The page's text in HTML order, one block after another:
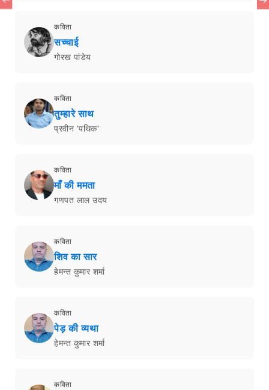
कविता
सच्चाई
गोरख पांडेय
कविता
तुम्हारे साथ
प्रवीन 'पथिक'
कविता
माँ की ममता
गणपत लाल उदय
कविता
शिव का सार
हेमन्त कुमार शर्मा
कविता
पेड़ की व्यथा
हेमन्त कुमार शर्मा
कविता